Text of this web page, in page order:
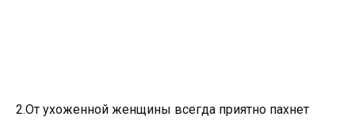
2.От ухоженной женщины всегда приятно пахнет